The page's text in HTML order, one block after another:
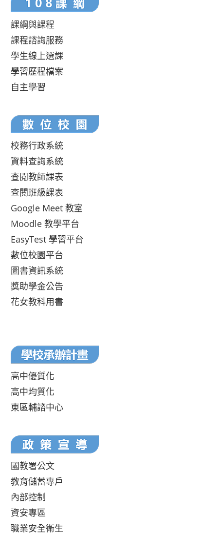
課綱與課程
課程諮詢服務
學生線上選課
學習歷程檔案
自主學習
校務行政系統
資料查詢系統
查閱教師課表
查閱班級課表
Google Meet 教室
Moodle 教學平台
EasyTest 學習平台
數位校園平台
圖書資訊系統
獎助學金公告
花女教科用書
高中優質化
高中均質化
東區輔諮中心
國教署公文
教育儲蓄專戶
內部控制
資安專區
職業安全衛生